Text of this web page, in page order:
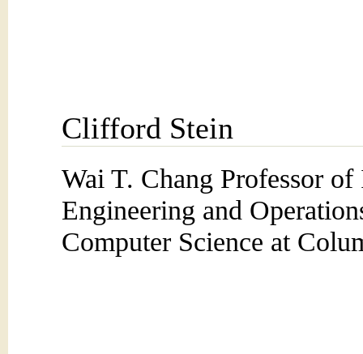
Clifford Stein
Wai T. Chang Professor
Engineering and
Computer Science at